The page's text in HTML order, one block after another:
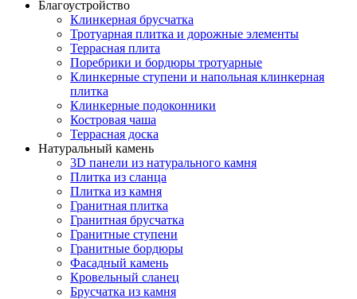
Благоустройство
Клинкерная брусчатка
Тротуарная плитка и дорожные элементы
Террасная плита
Поребрики и бордюры тротуарные
Клинкерные ступени и напольная клинкерная
плитка
Клинкерные подоконники
Костровая чаша
Террасная доска
Натуральный камень
3D панели из натурального камня
Плитка из сланца
Плитка из камня
Гранитная плитка
Гранитная брусчатка
Гранитные ступени
Гранитные бордюры
Фасадный камень
Кровельный сланец
Брусчатка из камня